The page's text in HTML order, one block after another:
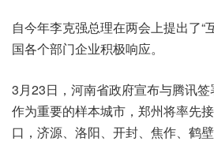
自今年李克强总理在两会上提出了“
国各个部门企业积极响应。
3月23日，河南省政府宣布与腾讯签
作为重要的样本城市，郑州将率先
口，济源、洛阳、开封、焦作、鹤壁